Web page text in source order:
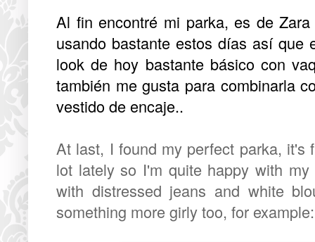
Al fin encontré mi parka, es de
usando bastante estos días así que
look de hoy bastante básico con
también me gusta para combinarla
vestido de encaje..
At last, I found my perfect parka, it's
lot lately so I'm quite happy with
with distressed jeans and white
something more girly too, for